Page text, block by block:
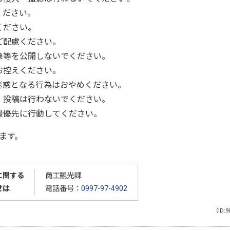
さい。
さい。
慮ください。
を公開しないでください。
えください。
となる行為はおやめください。
稿は行わないでください。
先に行動してください。
。
関する
は
商工観光課
電話番号： 0997-97-4902
（